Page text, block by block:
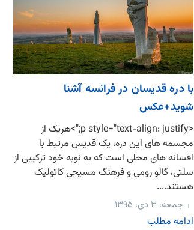
با دره قدیسان در فرانسه آشنا
شوید+عکس
<p style="text-align: justify;">هریک از
مجسمه های این دره، یک قدیس مرتبط با
افسانه های محلی است که به نوبه خود ترکیبی از
سلتی، گالو رومی و فرهنگ مسیحی کاتولیک
هستند....
جمعه، ۳ دی، ۱۳۹۵
ادامه مطلب